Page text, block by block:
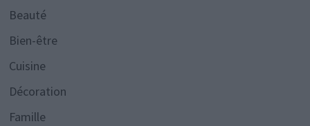
Beauté
Bien-être
Cuisine
Décoration
Famille